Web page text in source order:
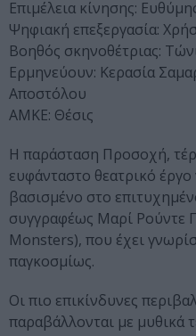
Επιμέλεια κίνησης:
Ψηφιακή επεξεργασία:
Βοηθός σκηνοθέτριας:
Ερμηνεύουν: Κερασία
Αποστόλου
ΑΜΚΕ: Θέσις
Η παράσταση Προσοχή,
ευφάνταστο θεατρικό έργο
βασισμένο στο
συγγραφέως Μαρί Ρούντε
Monsters), που έχει
παγκοσμίως.
Οι πιο επικίνδυνες
παραβάλλονται με μυθικά